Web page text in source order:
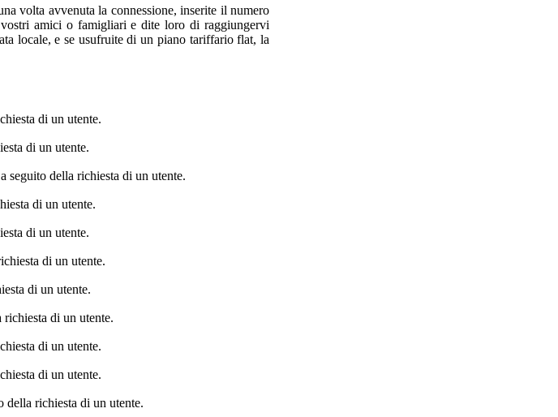
volta avvenuta la connessione, inserite il numero
amici o famigliari e dite loro di raggiungervi
locale, e se usufruite di un piano tariffario flat, la
di un utente.
di un utente.
seguito della richiesta di un utente.
di un utente.
di un utente.
di un utente.
di un utente.
di un utente.
di un utente.
di un utente.
della richiesta di un utente.